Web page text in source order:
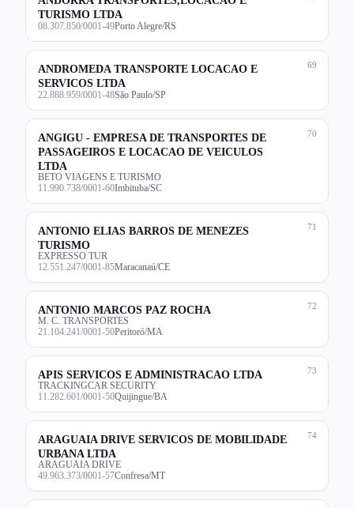
TURISMO LTDA
08.307.850/0001-49Porto Alegre/RS
69
ANDROMEDA TRANSPORTE LOCACAO E
SERVICOS LTDA
22.888.959/0001-48São Paulo/SP
70
ANGIGU - EMPRESA DE TRANSPORTES DE
PASSAGEIROS E LOCACAO DE VEICULOS
LTDA
BETO VIAGENS E TURISMO
11.990.738/0001-60Imbituba/SC
71
ANTONIO ELIAS BARROS DE MENEZES
TURISMO
EXPRESSO TUR
12.551.247/0001-85Maracanaú/CE
72
ANTONIO MARCOS PAZ ROCHA
M. C. TRANSPORTES
21.104.241/0001-50Peritoró/MA
73
APIS SERVICOS E ADMINISTRACAO LTDA
TRACKINGCAR SECURITY
11.282.601/0001-50Quijingue/BA
74
ARAGUAIA DRIVE SERVICOS DE MOBILIDADE
URBANA LTDA
ARAGUAIA DRIVE
49.963.373/0001-57Confresa/MT